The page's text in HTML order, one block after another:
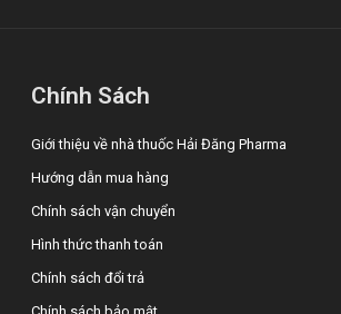
Chính Sách
Giới thiệu về nhà thuốc Hải Đăng Pharma
Hướng dẫn mua hàng
Chính sách vận chuyển
Hình thức thanh toán
Chính sách đổi trả